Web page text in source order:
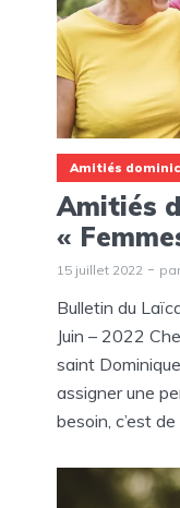
Amitiés
Amitiés
«
15 juillet 2022
Bulletin du
Juin – 2022
saint
assigner une
besoin, c’est